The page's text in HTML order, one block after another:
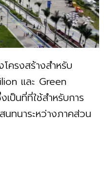
ครงสร้างสำหรับ
และ Green
ป็นที่ที่ใช้สำหรับการ
นทนาระหว่างภาคส่วน